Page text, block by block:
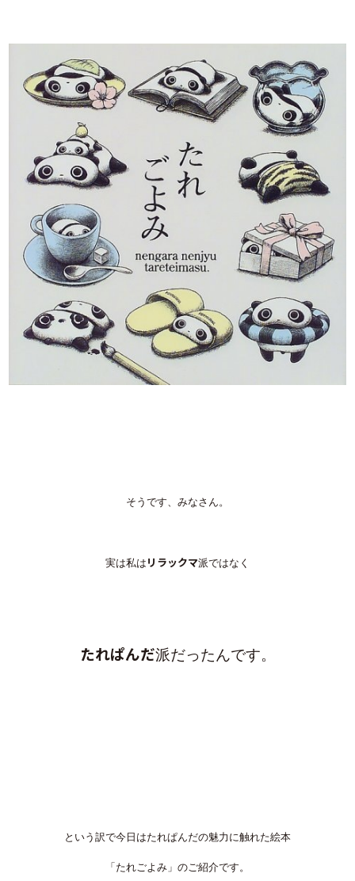
そうです、みなさん。
実は私は リラックマ派ではなく
たれぱんだ派だったんです。
という訳で今日はたれぱんだの魅力に触れた絵本
「たれごよみ」のご紹介です。